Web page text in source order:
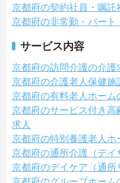
京都府の契約社員・嘱託
京都府の非常勤・パート
サービス内容
京都府の訪問介護の介護
京都府の介護老人保健施
京都府の有料老人ホーム
京都府のサービス付き
求人
京都府の特別養護老人ホ
京都府の通所介護（デイ
京都府のデイケア（通所